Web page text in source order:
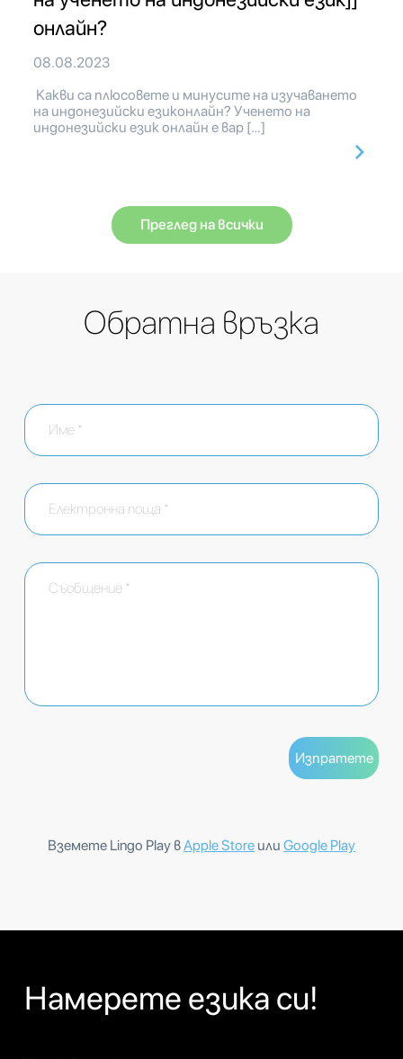
онлайн?
08.08.2023
Какви са плюсовете и минусите на изучаването
на индонезийски езиконлайн? Ученето на
индонезийски език онлайн е вар […]
Преглед на всички
Обратна връзка
Вземете Lingo Play вApple Store или Google Play
Намерете езика си!